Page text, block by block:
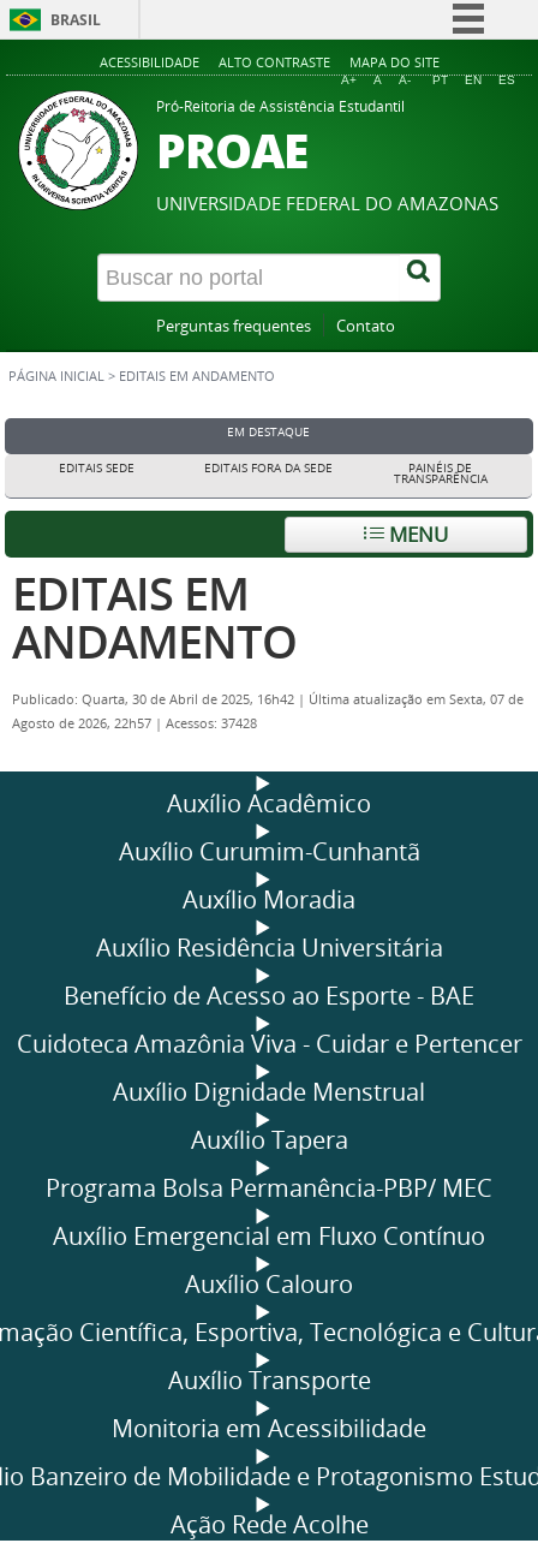
BRASIL
Simplifique!
Comunica BR
Legislação
Canais
ACESSIBILIDADE ALTO CONTRASTE MAPA DO SITE
A+ A A- PT EN ES
Pró-Reitoria de Assistência Estudantil
PROAE
UNIVERSIDADE FEDERAL DO AMAZONAS
Perguntas frequentes Contato
PÁGINA INICIAL > EDITAIS EM ANDAMENTO
EM DESTAQUE
EDITAIS SEDE EDITAIS FORA DA SEDE PAINÉIS DE
TRANSPARÊNCIA
MENU
EDITAIS EM
ANDAMENTO
Publicado: Quarta, 30 de Abril de 2025, 16h42 | Última atualização em Sexta, 07 de
Agosto de 2026, 22h57 | Acessos: 37428
Auxílio Acadêmico
Auxílio Curumim-Cunhantã
Auxílio Moradia
Auxílio Residência Universitária
Benefício de Acesso ao Esporte - BAE
Cuidoteca Amazônia Viva - Cuidar e Pertencer
Auxílio Dignidade Menstrual
Auxílio Tapera
Programa Bolsa Permanência-PBP/ MEC
Auxílio Emergencial em Fluxo Contínuo
Auxílio Calouro
Científica, Esportiva, Tecnológica e
Auxílio Transporte
Monitoria em Acessibilidade
Banzeiro de Mobilidade e Protagonismo
Ação Rede Acolhe